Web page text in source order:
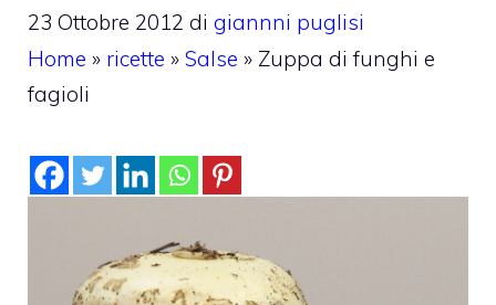
23 Ottobre 2012 di giannni puglisi
Home » ricette » Salse » Zuppa di funghi e
fagioli